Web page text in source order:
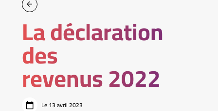
La déclaration
des
revenus 2022
Le 13 avril 2023